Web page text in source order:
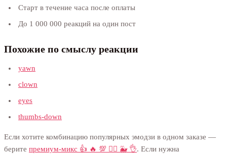
Старт в течение часа после оплаты
До 1 000 000 реакций на один пост
Похожие по смыслу реакции
yawn
clown
eyes
thumbs-down
Если хотите комбинацию популярных эмодзи в одном заказе —
берите премиум-микс 👍 🔥 💯 ❤️‍🔥 🐳 👌. Если нужна